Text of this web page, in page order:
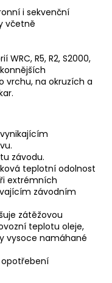
i sekvenční
včetně
R5, R2, S2000,
vrchu, na okruzích a
závodu.
teplotní odolnost
extrémních
závodním
zátěžovou
teplotu oleje,
vysoce namáhané
opotřebení